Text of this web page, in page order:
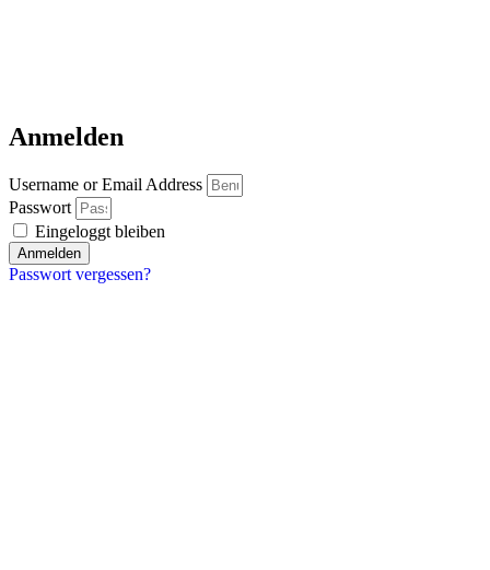
Anmelden
Username or Email Address
Passwort
Eingeloggt bleiben
Anmelden
Passwort vergessen?